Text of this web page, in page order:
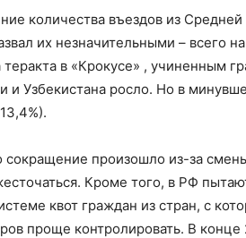
количества въездов из
их незначительными – всего
теракта в «Крокусе» , учиненным
и Узбекистана росло. Но в
произошло из-за
Кроме того, в РФ
квот граждан из стран, с
проще контролировать. В